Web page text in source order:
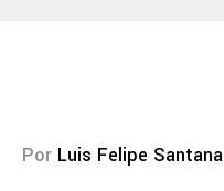
Por Luis Felipe Santana